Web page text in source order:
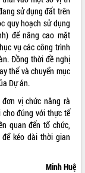
sử dụng đất trên
quy hoạch sử dụng
để nâng cao mặt
vụ các công trình
Đồng thời đề nghị
thế và chuyển mục
Dự án.
vị chức năng rà
đúng với thực tế
quan đến tổ chức,
kéo dài thời gian
Minh Huệ